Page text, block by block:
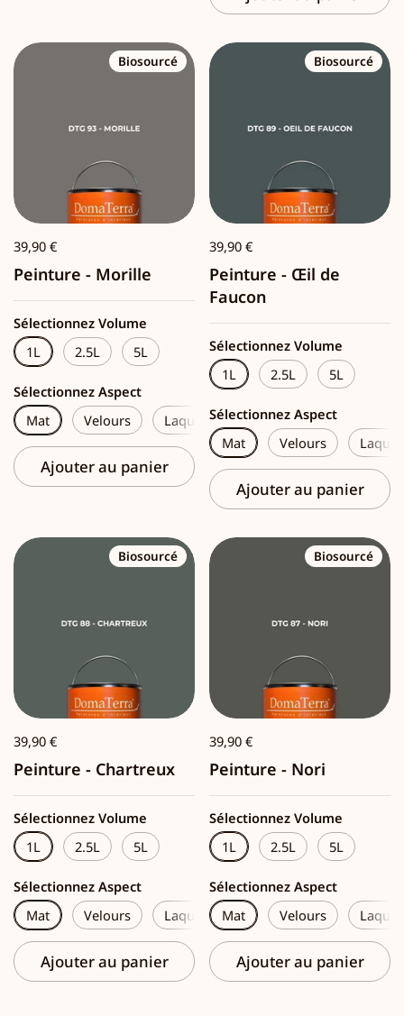
39,90 €
Peinture - Morille
Sélectionnez Volume
1L
2.5L 5L
Sélectionnez Aspect
Mat
Velours Laque
Ajouter au panier
Biosourcé
39,90 €
Peinture - Œil de
Faucon
Sélectionnez Volume
1L
2.5L 5L
Sélectionnez Aspect
Mat
Velours Laque
Ajouter au panier
Biosourcé
39,90 €
Peinture - Chartreux
Sélectionnez Volume
1L
2.5L 5L
Sélectionnez Aspect
Mat
Velours Laque
Ajouter au panier
Biosourcé
39,90 €
Peinture - Nori
Sélectionnez Volume
1L
2.5L 5L
Sélectionnez Aspect
Mat
Velours Laque
Ajouter au panier
Biosourcé